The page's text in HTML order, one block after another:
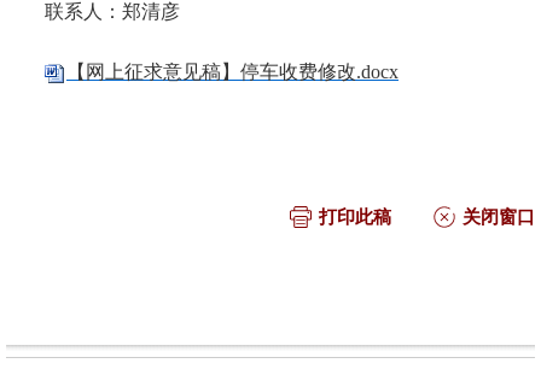
联系人：郑清彦
【网上征求意见稿】停车收费修改.docx
打印此稿 关闭窗口